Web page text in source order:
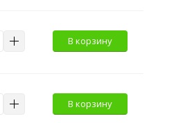
В корзину
В корзину